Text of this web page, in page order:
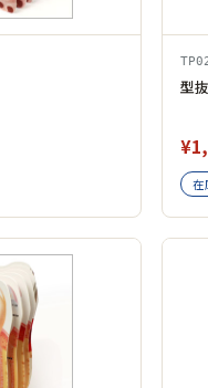
型
在